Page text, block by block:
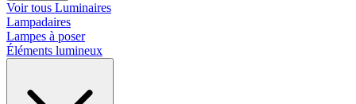
Voir tous Luminaires
Lampadaires
Lampes à poser
Éléments lumineux